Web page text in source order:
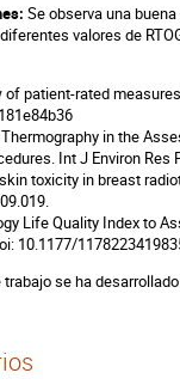
Se observa una
valores de
patient-rated
in the
Int J Environ
toxicity in breast
Life Quality Index to
10.1177/
trabajo se ha